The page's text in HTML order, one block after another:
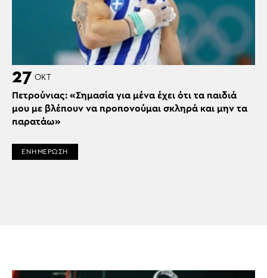
27 ΟΚΤ
Πετρούνιας: «Σημασία για μένα έχει ότι τα παιδιά
μου με βλέπουν να προπονούμαι σκληρά και μην τα
παρατάω»
ΕΝΗΜΕΡΩΣΗ